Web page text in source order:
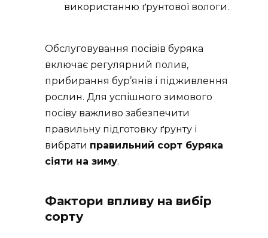
використанню ґрунтової вологи.
Обслуговування посівів буряка
включає регулярний полив,
прибирання бур’янів і підживлення
рослин. Для успішного зимового
посіву важливо забезпечити
правильну підготовку ґрунту і
вибрати правильний сорт буряка
сіяти на зиму.
Фактори впливу на вибір
сорту